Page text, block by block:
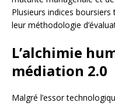
Plusieurs indices
leur méthodologie
L’alchimie
médiation 2.0
Malgré l’essor